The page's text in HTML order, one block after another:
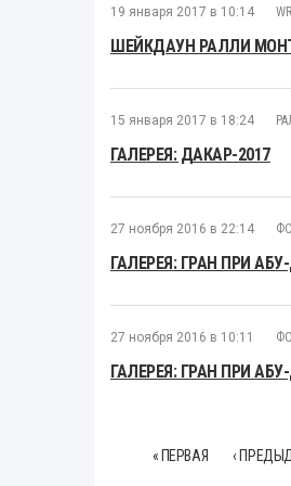
19 января 2017 в 10:14
ШЕЙКДАУН РАЛЛИ
15 января 2017 в 18:24
ГАЛЕРЕЯ: ДАКАР-2017
27 ноября 2016 в 22:14
ГАЛЕРЕЯ: ГРАН ПРИ
27 ноября 2016 в 10:11
ГАЛЕРЕЯ: ГРАН ПРИ
« ПЕРВАЯ ‹